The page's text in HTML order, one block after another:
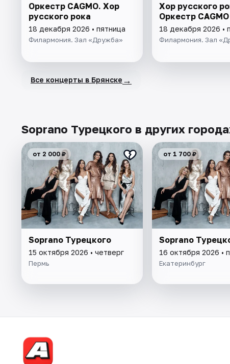
Оркестр CAGMO. Хор
русского рока
18 декабря 2026 • пятница
Филармония. Зал «Дружба»
Хор русского
Оркестр CAGMO
18 декабря 2026 •
Филармония. Зал
Все концерты в Брянске →
Soprano Турецкого в других
от 2 000 ₽
Soprano Турецкого
15 октября 2026 • четверг
Пермь
от 1 700 ₽
Soprano
16 октября 2026 •
Екатеринбург